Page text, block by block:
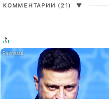
КОММЕНТАРИИ (21) ▼